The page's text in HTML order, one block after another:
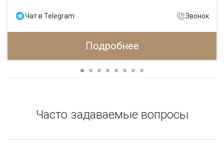
Чат в Telegram Звонок
Подробнее
Часто задаваемые вопросы